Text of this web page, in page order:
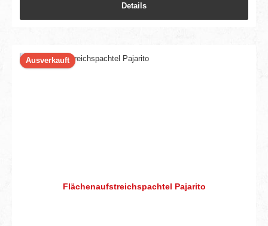
Details
Ausverkauft
Flächenaufstreichspachtel Pajarito